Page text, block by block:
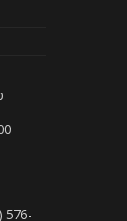
576-